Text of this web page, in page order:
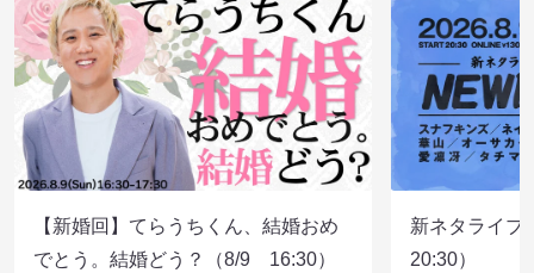
【新婚回】てらうちくん、結婚おめ
でとう。結婚どう？（8/9 16:30）
新ネタライ
20:30）